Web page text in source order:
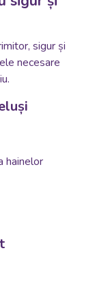
sigur și
necesare
hainelor